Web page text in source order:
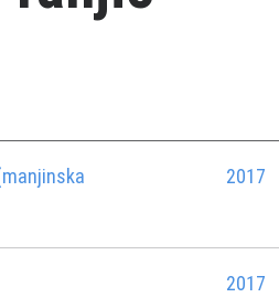
2017
2017